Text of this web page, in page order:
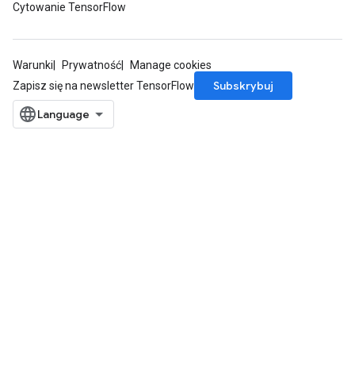
Cytowanie TensorFlow
Warunki Prywatność
Manage cookies
Zapisz się na newsletter TensorFlow
Subskrybuj